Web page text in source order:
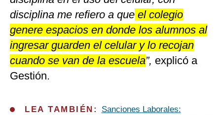
disciplina me refiero a que el colegio
genere espacios en donde los alumnos al
ingresar guarden el celular y lo recojan
cuando se van de la escuela”, explicó a
Gestión.
LEA TAMBIÉN: Sanciones Laborales: